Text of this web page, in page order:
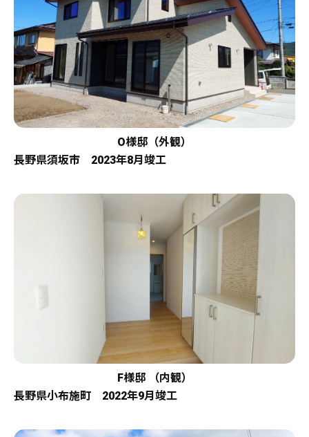
O様邸（外観）
長野県須坂市 2023年8月竣工
F様邸 （内観）
長野県小布施町 2022年9月竣工